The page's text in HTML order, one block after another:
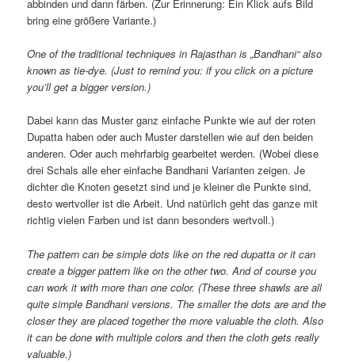
abbinden und dann färben. (Zur Erinnerung: Ein Klick aufs Bild
bring eine größere Variante.)
One of the traditional techniques in Rajasthan is „Bandhani“ also
known as tie-dye. (Just to remind you: if you click on a picture
you’ll get a bigger version.)
Dabei kann das Muster ganz einfache Punkte wie auf der roten
Dupatta haben oder auch Muster darstellen wie auf den beiden
anderen. Oder auch mehrfarbig gearbeitet werden. (Wobei diese
drei Schals alle eher einfache Bandhani Varianten zeigen. Je
dichter die Knoten gesetzt sind und je kleiner die Punkte sind,
desto wertvoller ist die Arbeit. Und natürlich geht das ganze mit
richtig vielen Farben und ist dann besonders wertvoll.)
The pattern can be simple dots like on the red dupatta or it can
create a bigger pattern like on the other two. And of course you
can work it with more than one color. (These three shawls are all
quite simple Bandhani versions. The smaller the dots are and the
closer they are placed together the more valuable the cloth. Also
it can be done with multiple colors and then the cloth gets really
valuable.)